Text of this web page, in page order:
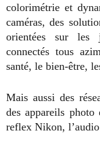
colorimétrie et
caméras, des
orientées sur les
connectés tous
santé, le bien-être,
Mais aussi des
des appareils
reflex Nikon,